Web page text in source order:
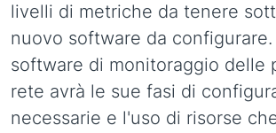
livelli di metriche da tenere
nuovo software da configurare.
software di monitoraggio delle
rete avrà le sue fasi di
necessarie e l'uso di risorse